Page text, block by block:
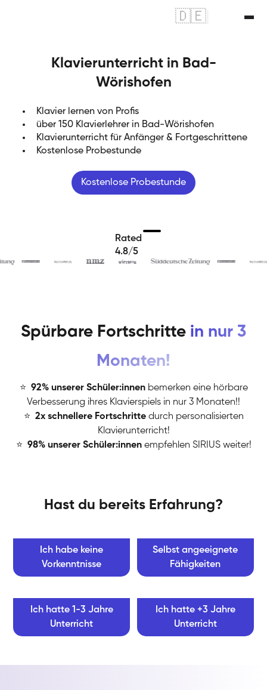
🇩🇪
Klavierunterricht in Bad-
Wörishofen
Klavier lernen von Profis
über 150 Klavierlehrer in Bad-Wörishofen
Klavierunterricht für Anfänger & Fortgeschrittene
Kostenlose Probestunde
Kostenlose Probestunde
Rated
4.8/5
Spürbare Fortschritte in nur 3
Monaten!
⭐ 92% unserer Schüler:innen bemerken eine hörbare
Verbesserung ihres Klavierspiels in nur 3 Monaten!!
⭐ 2x schnellere Fortschritte durch personalisierten
Klavierunterricht!
⭐ 98% unserer Schüler:innen empfehlen SIRIUS weiter!
Hast du bereits Erfahrung?
Ich habe keine
Vorkenntnisse
Selbst angeeignete
Fähigkeiten
Ich hatte 1-3 Jahre
Unterricht
Ich hatte +3 Jahre
Unterricht